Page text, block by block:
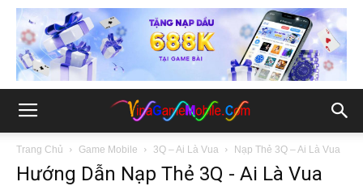
Trang Chủ Game Mobile 3Q – Ai Là Vua Nạp Thẻ 3Q – Ai Là Vua
Hướng Dẫn Nạp Thẻ 3Q - Ai Là Vua